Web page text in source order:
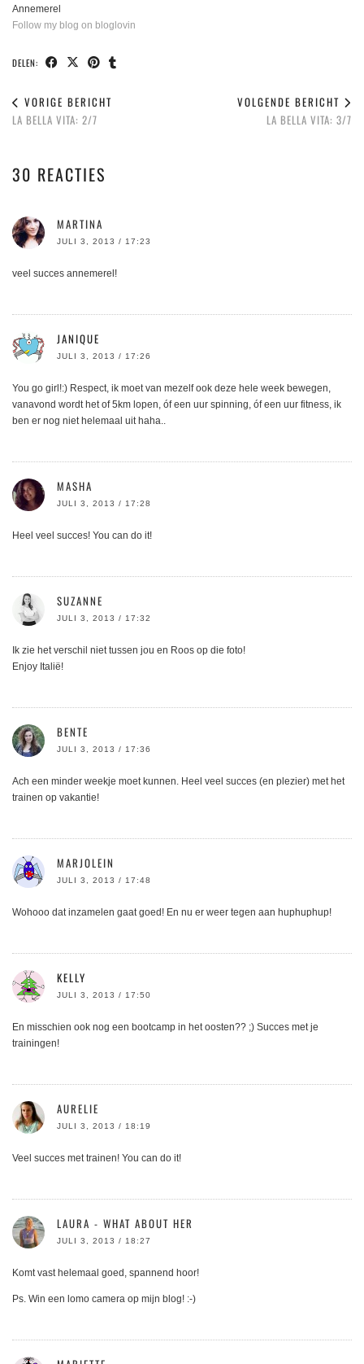
Annemerel
Follow my blog on bloglovin
DELEN:
VORIGE BERICHT
LA BELLA VITA: 2/7
VOLGENDE BERICHT
LA BELLA VITA: 3/7
30 REACTIES
MARTINA
JULI 3, 2013 / 17:23
veel succes annemerel!
JANIQUE
JULI 3, 2013 / 17:26
You go girl!:) Respect, ik moet van mezelf ook deze hele week bewegen,
vanavond wordt het of 5km lopen, óf een uur spinning, óf een uur fitness, ik
ben er nog niet helemaal uit haha..
MASHA
JULI 3, 2013 / 17:28
Heel veel succes! You can do it!
SUZANNE
JULI 3, 2013 / 17:32
Ik zie het verschil niet tussen jou en Roos op die foto!
Enjoy Italië!
BENTE
JULI 3, 2013 / 17:36
Ach een minder weekje moet kunnen. Heel veel succes (en plezier) met het
trainen op vakantie!
MARJOLEIN
JULI 3, 2013 / 17:48
Wohooo dat inzamelen gaat goed! En nu er weer tegen aan huphuphup!
KELLY
JULI 3, 2013 / 17:50
En misschien ook nog een bootcamp in het oosten?? ;) Succes met je
trainingen!
AURELIE
JULI 3, 2013 / 18:19
Veel succes met trainen! You can do it!
LAURA - WHAT ABOUT HER
JULI 3, 2013 / 18:27
Komt vast helemaal goed, spannend hoor!
Ps. Win een lomo camera op mijn blog! :-)